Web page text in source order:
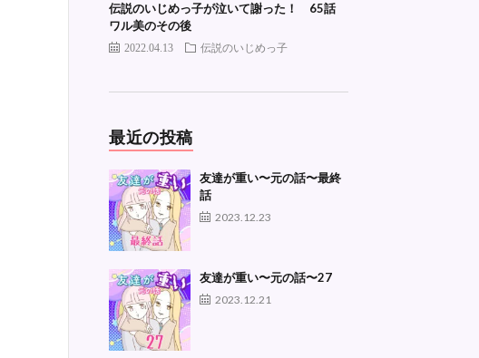
伝説のいじめっ子が泣いて謝った！ 65話
ワル美のその後
2022.04.13 伝説のいじめっ子
最近の投稿
友達が重い〜元の話〜最終
話
2023.12.23
友達が重い〜元の話〜27
2023.12.21